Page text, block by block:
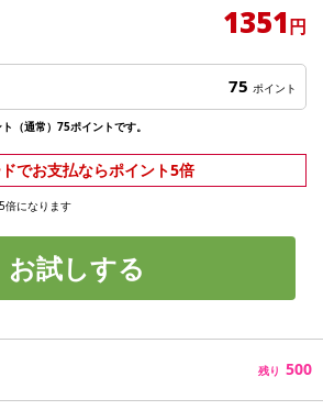
1351円
75 ポイント
（通常）75ポイントです。
でお支払ならポイント5倍
倍になります
お試しする
残り 500